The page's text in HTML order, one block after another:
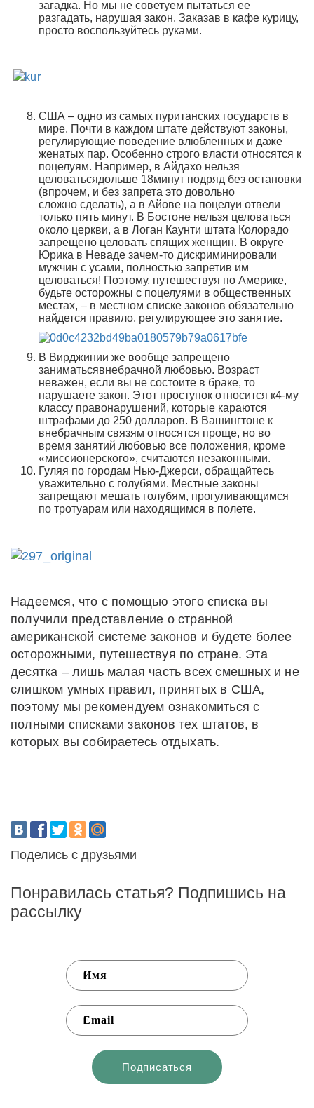
загадка. Но мы не советуем пытаться ее
разгадать, нарушая закон. Заказав в кафе курицу,
просто воспользуйтесь руками.
США – одно из самых пуританских государств в
мире. Почти в каждом штате действуют законы,
регулирующие поведение влюбленных и даже
женатых пар. Особенно строго власти относятся к
поцелуям. Например, в Айдахо нельзя
целоватьсядольше 18минут подряд без остановки
(впрочем, и без запрета это довольно
сложно сделать), а в Айове на поцелуи отвели
только пять минут. В Бостоне нельзя целоваться
около церкви, а в Логан Каунти штата Колорадо
запрещено целовать спящих женщин. В округе
Юрика в Неваде зачем-то дискриминировали
мужчин с усами, полностью запретив им
целоваться! Поэтому, путешествуя по Америке,
будьте осторожны с поцелуями в общественных
местах, – в местном списке законов обязательно
найдется правило, регулирующее это занятие.
В Вирджинии же вообще запрещено
заниматьсявнебрачной любовью. Возраст
неважен, если вы не состоите в браке, то
нарушаете закон. Этот проступок относится к4-му
классу правонарушений, которые караются
штрафами до 250 долларов. В Вашингтоне к
внебрачным связям относятся проще, но во
время занятий любовью все положения, кроме
«миссионерского», считаются незаконными.
Гуляя по городам Нью-Джерси, обращайтесь
уважительно с голубями. Местные законы
запрещают мешать голубям, прогуливающимся
по тротуарам или находящимся в полете.
Надеемся, что с помощью этого списка вы
получили представление о странной
американской системе законов и будете более
осторожными, путешествуя по стране. Эта
десятка – лишь малая часть всех смешных и не
слишком умных правил, принятых в США,
поэтому мы рекомендуем ознакомиться с
полными списками законов тех штатов, в
которых вы собираетесь отдыхать.
Поделись с друзьями
Понравилась статья? Подпишись на
рассылку